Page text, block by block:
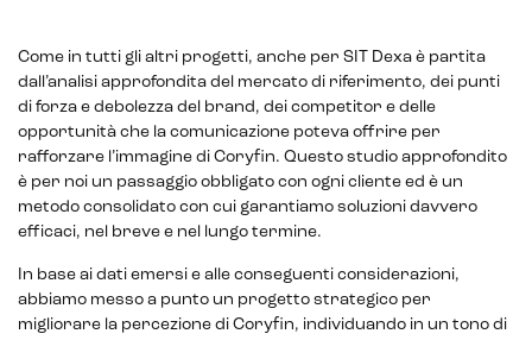
Realtà Aumentata
Realtà Virtuale
Metaverso
Come in tutti gli altri progetti, anche per SIT Dexa è partita
dall’analisi approfondita del mercato di riferimento, dei punti
di forza e debolezza del brand, dei competitor e delle
opportunità che la comunicazione poteva offrire per
rafforzare l’immagine di Coryfin. Questo studio approfondito
è per noi un passaggio obbligato con ogni cliente ed è un
metodo consolidato con cui garantiamo soluzioni davvero
efficaci, nel breve e nel lungo termine.
In base ai dati emersi e alle conseguenti considerazioni,
abbiamo messo a punto un progetto strategico per
migliorare la percezione di Coryfin, individuando in un tono di